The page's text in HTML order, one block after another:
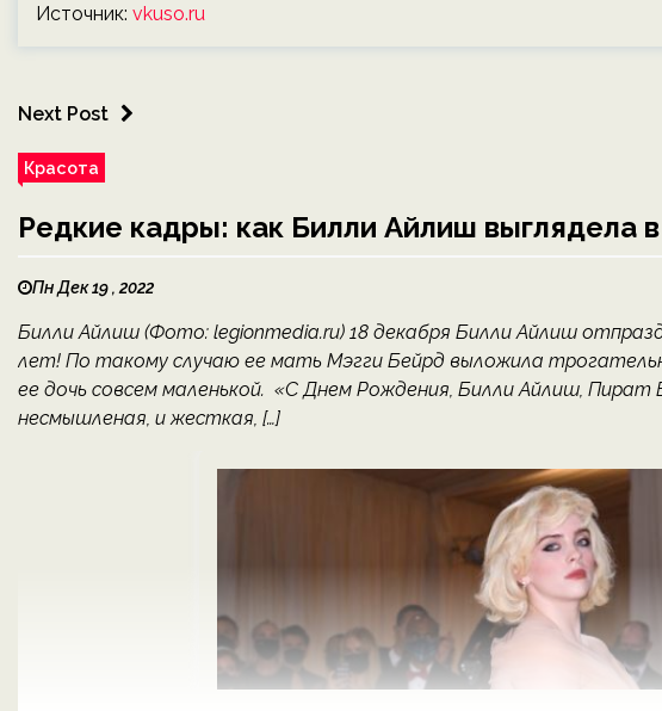
Источник: vkuso.ru
Next Post
Красота
Редкие кадры: как Билли Айлиш выглядела
Пн Дек 19 , 2022
Билли Айлиш (Фото: legionmedia.ru) 18 декабря Билли Айлиш
лет! По такому случаю ее мать Мэгги Бейрд выложила
ее дочь совсем маленькой. «С Днем Рождения, Билли Айлиш, Пират
несмышленая, и жесткая, […]